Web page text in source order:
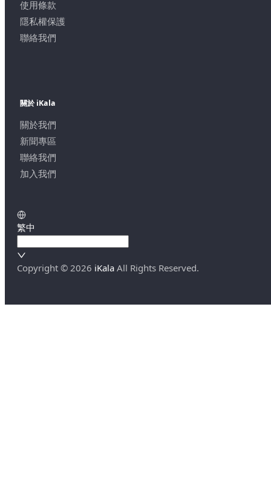
使用條款
隱私權保護
聯絡我們
關於 iKala
關於我們
新聞專區
聯絡我們
加入我們
繁中
Copyright © 2026 iKala All Rights Reserved.